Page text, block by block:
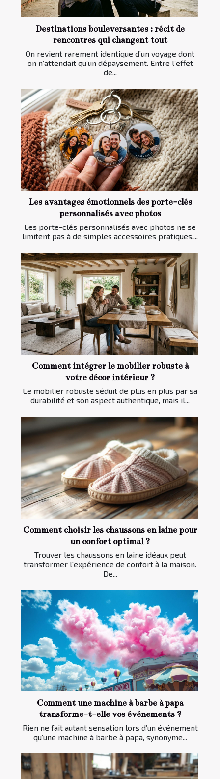
Destinations bouleversantes : récit de
rencontres qui changent tout
On revient rarement identique d’un voyage dont
on n’attendait qu’un dépaysement. Entre l’effet
de...
Les avantages émotionnels des porte-clés
personnalisés avec photos
Les porte-clés personnalisés avec photos ne se
limitent pas à de simples accessoires pratiques....
Comment intégrer le mobilier robuste à
votre décor intérieur ?
Le mobilier robuste séduit de plus en plus par sa
durabilité et son aspect authentique, mais il...
Comment choisir les chaussons en laine pour
un confort optimal ?
Trouver les chaussons en laine idéaux peut
transformer l'expérience de confort à la maison.
De...
Comment une machine à barbe à papa
transforme-t-elle vos événements ?
Rien ne fait autant sensation lors d’un événement
qu’une machine à barbe à papa, synonyme...